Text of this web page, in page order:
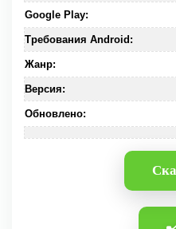
Google Play:
Требования Android:
Жанр:
Версия:
Обновлено: